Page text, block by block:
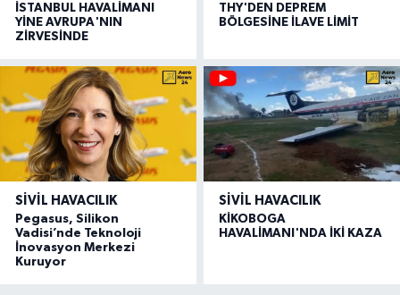
İSTANBUL HAVALİMANI
YİNE AVRUPA'NIN
ZİRVESİNDE
THY'DEN DEPREM
BÖLGESİNE İLAVE LİMİT
SIVIL HAVACILIK
Pegasus, Silikon
Vadisi’nde Teknoloji
İnovasyon Merkezi
Kuruyor
SIVIL HAVACILIK
KİKOBOGA
HAVALİMANI'NDA İKİ KAZA